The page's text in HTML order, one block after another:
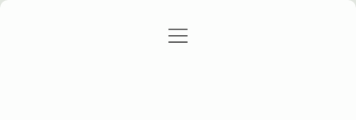
Gizlilik Politikası
menüyü